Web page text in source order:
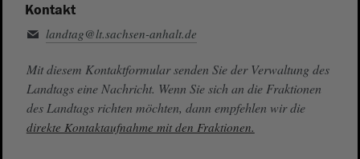
Kontakt
landtag@lt.sachsen-anhalt.de
Mit diesem Kontaktformular senden Sie der Verwaltung des
Landtags eine Nachricht. Wenn Sie sich an die Fraktionen
des Landtags richten möchten, dann empfehlen wir die
direkte Kontaktaufnahme mit den Fraktionen.